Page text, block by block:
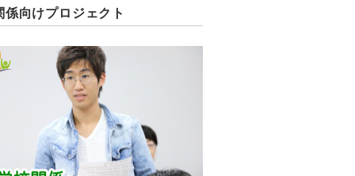
係向けプロジェクト